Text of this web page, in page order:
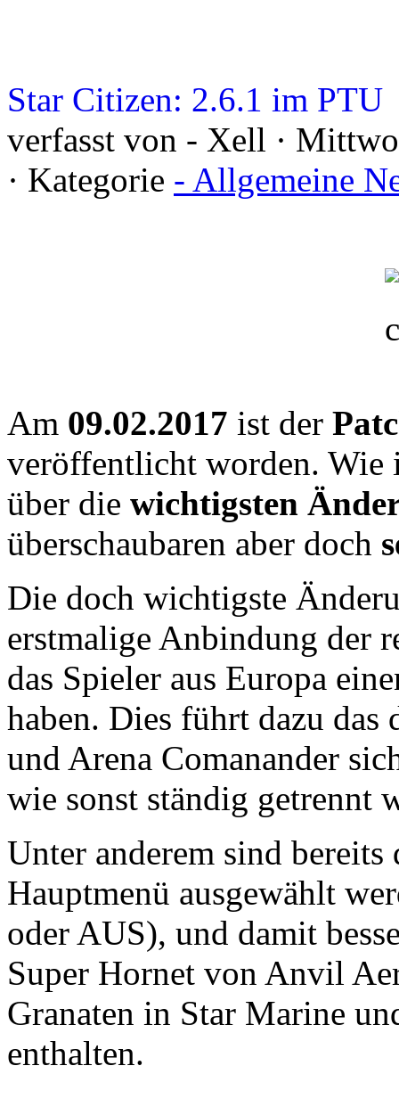
Star Citizen: 2.6.1 im PTU
verfasst von - Xell ·
· Kategorie - Allgemeine
Am 09.02.2017 ist der
veröffentlicht worden. Wie
über die wichtigsten
überschaubaren aber doch
Die doch wichtigste
erstmalige Anbindung der
das Spieler aus Europa
haben. Dies führt dazu
und Arena Comanander
wie sonst ständig getrennt
Unter anderem sind
Hauptmenü ausgewählt
oder AUS), und damit
Super Hornet von Anvil
Granaten in Star Marine
enthalten.